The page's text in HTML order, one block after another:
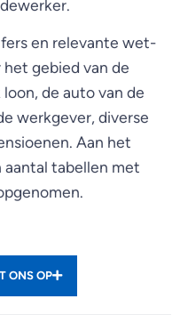
en relevante wet-
gebied van de
de auto van de
werkgever, diverse
Aan het
tabellen met
ONS OP